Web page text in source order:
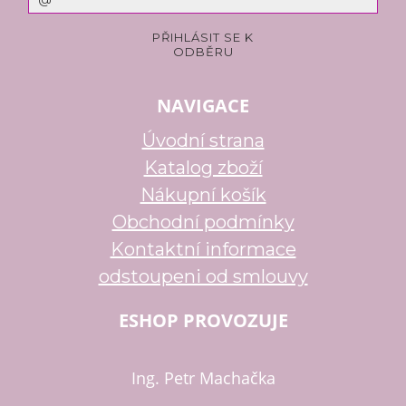
NAVIGACE
Úvodní strana
Katalog zboží
Nákupní košík
Obchodní podmínky
Kontaktní informace
odstoupeni od smlouvy
ESHOP PROVOZUJE
Ing. Petr Machačka